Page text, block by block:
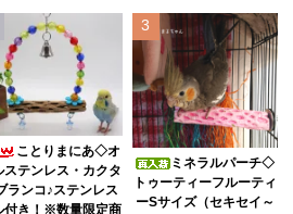
ことりまにあ◇オ
ステンレス・カクタ
ランコ♪ステンレス
付き！※数量限定商
3
ミネラルパーチ◇
トゥーティーフルーティ
ーSサイズ（セキセイ～